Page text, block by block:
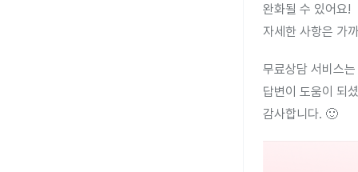
완화될 수 있어요!
자세한 사항은 가
무료상담 서비스
답변이 도움이 되
감사합니다. 🙂